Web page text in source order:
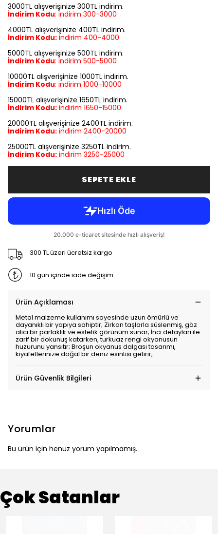
3000TL alışverişinize 300TL indirim.
İndirim Kodu: indirim 300-3000
4000TL alışverişinize 400TL indirim.
İndirim Kodu: indirim 400-4000
5000TL alışverişinize 500TL indirim.
İndirim Kodu: indirim 500-5000
10000TL alışverişinize 1000TL indirim.
İndirim Kodu: indirim 1000-10000
15000TL alışverişinize 1650TL indirim.
İndirim Kodu: indirim 1650-15000
20000TL alışverişinize 2400TL indirim.
İndirim Kodu: indirim 2400-20000
25000TL alışverişinize 3250TL indirim.
İndirim Kodu: indirim 3250-25000
SEPETE EKLE
300 TL üzeri ücretsiz kargo
10 gün içinde iade değişim
Ürün Açıklaması
Metal malzeme kullanımı sayesinde uzun ömürlü ve
dayanıklı bir yapıya sahiptir; Zirkon taşlarla süslenmiş, göz
alıcı bir parlaklık ve estetik görünüm sunar; İnci detayları ile
zarif bir dokunuş katarken, turkuaz rengi okyanusun
huzurunu yansıtır; Broşun okyanus dalgası tasarımı,
kıyafetlerinize doğal bir deniz esintisi getirir;
Ürün Güvenlik Bilgileri
Yorumlar
Bu ürün için henüz yorum yapılmamış.
Çok Satanlar